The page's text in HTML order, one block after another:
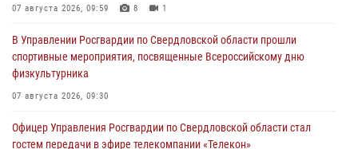
07 августа 2026, 09:59 8 1
В Управлении Росгвардии по Свердловской области прошли
спортивные мероприятия, посвященные Всероссийскому дню
физкультурника
07 августа 2026, 09:30
Офицер Управления Росгвардии по Свердловской области стал
гостем передачи в эфире телекомпании «Телекон»